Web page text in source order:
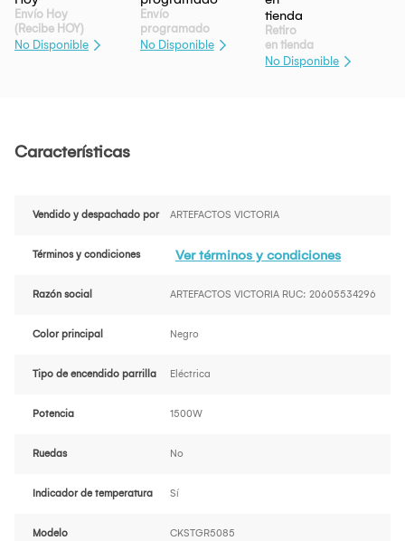
Envío Hoy
(Recibe HOY)
No Disponible
Envío
programado
No Disponible
Retiro
en tienda
No Disponible
Características
Vendido y despachado por ARTEFACTOS VICTORIA
Términos y condiciones Ver términos y condiciones
Razón social ARTEFACTOS VICTORIA RUC: 20605534296
Color principal Negro
Tipo de encendido parrilla Eléctrica
Potencia 1500W
Ruedas No
Indicador de temperatura Sí
Modelo CKSTGR5085